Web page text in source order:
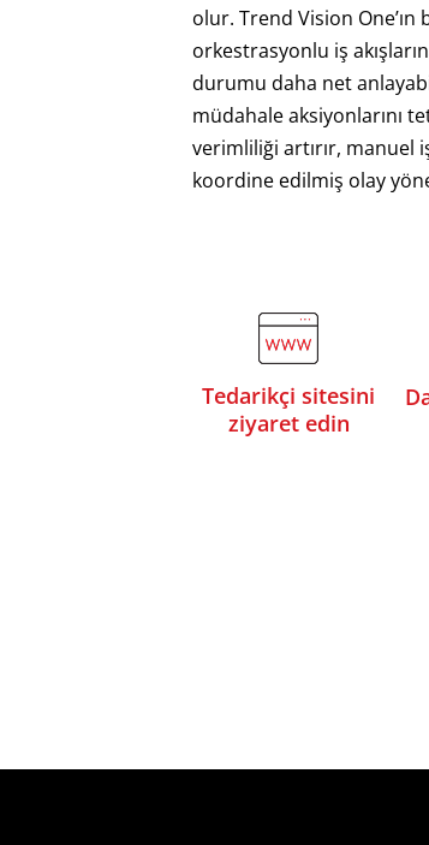
olur. Trend Vision One’ın
orkestrasyonlu iş
durumu daha net
müdahale aksiyonlarını
verimliliği artırır, manuel
koordine edilmiş olay
Tedarikçi sitesini
ziyaret edin